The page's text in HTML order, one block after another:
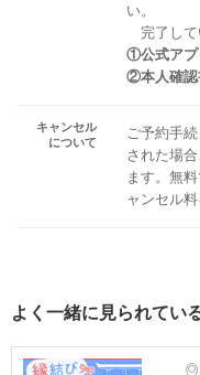
い。
完了して
①公式アプ
②本人確認
キャンセル
について
ご予約手
された場
ます。無
ャンセル
よく一緒に見られてい